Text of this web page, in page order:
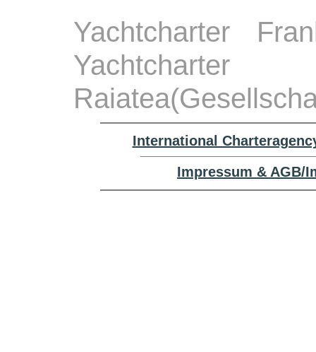
Yachtcharter
International
Impressum & AGB/